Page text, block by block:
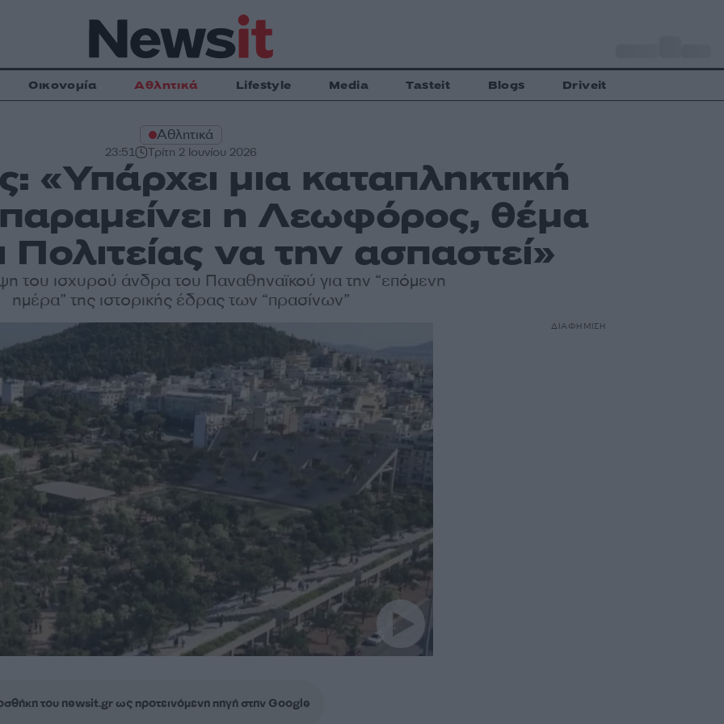
Οικονομία Αθλητικά Lifestyle Media Tasteit Blogs Driveit
Αθλητικά
23:51 Τρίτη 2 Ιουνίου 2026
«Υπάρχει μια καταπληκτική
παραμείνει η Λεωφόρος, θέμα
να την ασπαστεί»
του ισχυρού άνδρα του Παναθηναϊκού για την “επόμενη
ημέρα” της ιστορικής έδρας των “πρασίνων”
του newsit.gr ως προτεινόμενη πηγή στην Google
ΔΙΑΦΗΜΙΣΗ